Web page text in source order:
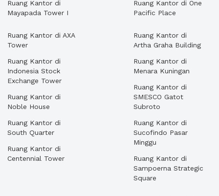
Ruang Kantor di
Mayapada Tower I
Ruang Kantor di One
Pacific Place
Ruang Kantor di AXA
Tower
Ruang Kantor di
Indonesia Stock
Exchange Tower
Ruang Kantor di
Noble House
Ruang Kantor di
South Quarter
Ruang Kantor di
Centennial Tower
Ruang Kantor di
Artha Graha Building
Ruang Kantor di
Menara Kuningan
Ruang Kantor di
SMESCO Gatot
Subroto
Ruang Kantor di
Sucofindo Pasar
Minggu
Ruang Kantor di
Sampoerna Strategic
Square